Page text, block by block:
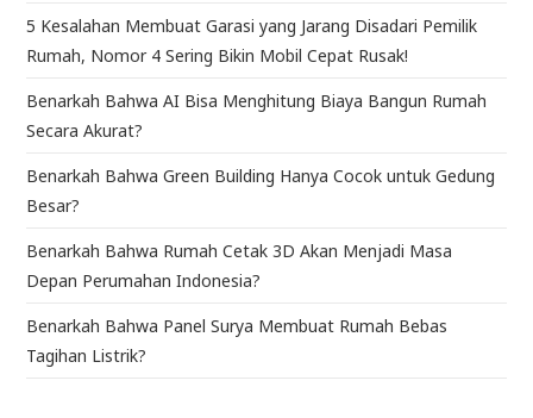
5 Kesalahan Membuat Garasi yang Jarang Disadari Pemilik
Rumah, Nomor 4 Sering Bikin Mobil Cepat Rusak!
Benarkah Bahwa AI Bisa Menghitung Biaya Bangun Rumah
Secara Akurat?
Benarkah Bahwa Green Building Hanya Cocok untuk Gedung
Besar?
Benarkah Bahwa Rumah Cetak 3D Akan Menjadi Masa
Depan Perumahan Indonesia?
Benarkah Bahwa Panel Surya Membuat Rumah Bebas
Tagihan Listrik?